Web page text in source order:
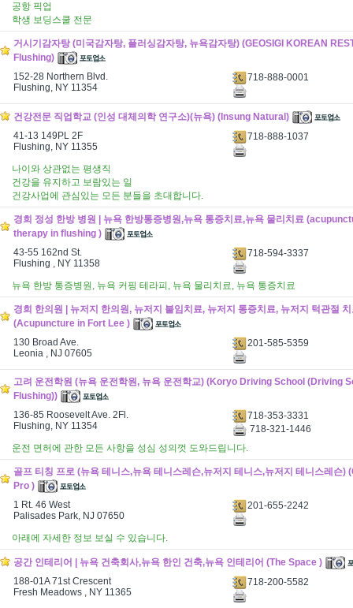
공항 픽업
학생 보딩스쿨 전문
거시기감자탕 (미국감자탕, 플러싱감자탕, 뉴욕감자탕) (GEOSIGI KOREAN
Flushing)
152-28 Northern Blvd.
Flushing, NY 11354
718-888-0001
건강전문 직업학교 (인성 대체의학 연구소)(뉴욕) (Insung Natural)
41-13 149PL 2F
Flushing, NY 11355
718-888-1037
나이와 상관없는 평생직
건강을 유지하고 보람있는 일
건강사업에 관심있는 모든 분들을 초대합니다.
경희 정성 한방 병원 | 뉴욕 한방통증병원,뉴욕 통증치료,뉴욕 물리치료
therapy in flushing )
43-55 162nd St.
Flushing , NY 11358
718-594-3337
뉴욕 한방 통증병원, 뉴욕 커핑 테라피, 뉴욕 물리치료, 뉴욕 통증치료
경희 한의원 | 뉴저지 한의원, 뉴저지 불임치료, 뉴저지 통증치료, 뉴저지 턱관절
(Acupuncture in Fort Lee )
130 Broad Ave.
Leonia , NJ 07605
201-585-5359
고려 운전학원 (뉴욕 운전학원, 뉴욕 운전학교) (Koryo Driving School (Driving
Flushing))
136-85 Roosevelt Ave. 2Fl.
Flushing, NY 11354
718-353-3331
718-321-1446
운전 면허에 관한 모든 사항을 성심 성의껏 도와드립니다.
골프 티칭 프로 (뉴욕 테니스,뉴욕 테니스레슨,뉴저지 테니스,뉴저지 테니스레슨)
Pro )
1 Rt. 46 West
Palisades Park, NJ 07650
201-655-2242
아래에 자세한 정보 보실 수 있습니다.
공간 인테리어 | 뉴욕 건축회사,뉴욕 한인 건축,뉴욕 인테리어 (The Space )
188-01A 71st Crescent
Fresh Meadows , NY 11365
718-200-5582